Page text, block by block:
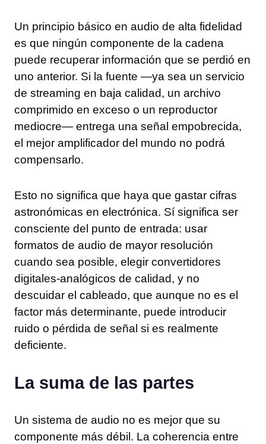
Un principio básico en audio de alta fidelidad
es que ningún componente de la cadena
puede recuperar información que se perdió en
uno anterior. Si la fuente —ya sea un servicio
de streaming en baja calidad, un archivo
comprimido en exceso o un reproductor
mediocre— entrega una señal empobrecida,
el mejor amplificador del mundo no podrá
compensarlo.
Esto no significa que haya que gastar cifras
astronómicas en electrónica. Sí significa ser
consciente del punto de entrada: usar
formatos de audio de mayor resolución
cuando sea posible, elegir convertidores
digitales-analógicos de calidad, y no
descuidar el cableado, que aunque no es el
factor más determinante, puede introducir
ruido o pérdida de señal si es realmente
deficiente.
La suma de las partes
Un sistema de audio no es mejor que su
componente más débil. La coherencia entre